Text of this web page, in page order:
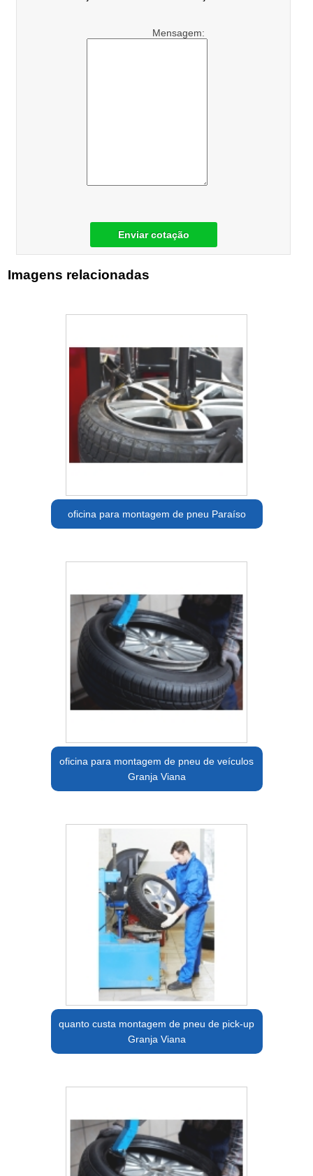
Mensagem:
Enviar cotação
Imagens relacionadas
oficina para montagem de pneu Paraíso
oficina para montagem de pneu de veículos
Granja Viana
quanto custa montagem de pneu de pick-up
Granja Viana